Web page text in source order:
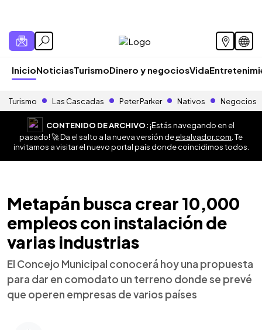
InicioNoticiasTurismoDinero y negociosVida
Turismo Las Cascadas Peter Parker Nativos Negocios
CONTENIDO DE ARCHIVO:¡Estás navegando en el
pasado! 🚀 Da el salto a la nueva versión deelsalvador.com . Te
invitamos a visitar el nuevo portal país donde coincidimos todos.
Metapán busca crear 10,000
empleos con instalación de
varias industrias
El Concejo Municipal conocerá hoy una propuesta
para dar en comodato un terreno donde se prevé
que operen empresas de varios países